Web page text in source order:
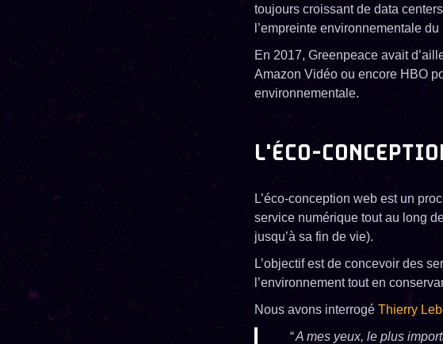
toujours croissant de data
l’empreinte environnementale
En 2017, Greenpeace avait
Amazon Vidéo ou encore HBO
environnementale.
L'ÉCO-
L’éco-conception web est un
service numérique tout au long
jusqu’à sa fin de vie).
L’objectif est de concevoir des
l’environnement tout en
Nous avons interrogé Thierry
“ A mes yeux, le plus